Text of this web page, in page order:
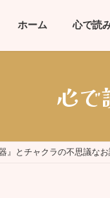
ホーム 心で読
心で
』とチャクラの不思議なお